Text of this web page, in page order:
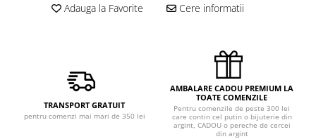
Adauga la Favorite Cere informatii
TRANSPORT GRATUIT
pentru comenzi mai mari de 350 lei
AMBALARE CADOU PREMIUM LA
TOATE COMENZILE
Pentru comenzile de peste 300 lei
care contin cel putin o bijuterie din
argint, CADOU o pereche de cercei
din argint